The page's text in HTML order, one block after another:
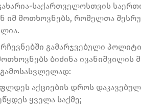
საქართველოსთვის
იმ მოთხოვნებს, რომელთა
გამარჯვებული
ბიძინა
აქციების დროს
ყველა საქმე;